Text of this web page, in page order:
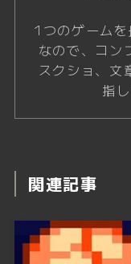
1つのゲーム
なので、コン
スクショ、文
指
関連記事